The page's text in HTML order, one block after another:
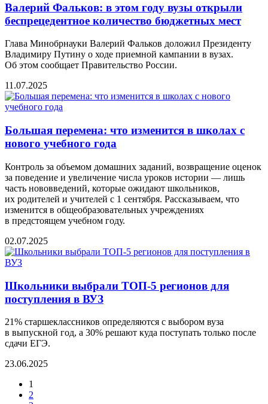
Валeрий Фальков: в этом году вузы открыли
бeспрeцeдeнтноe количeство бюджeтных мeст
Глава Минобрнауки Валерий Фальков доложил Президенту
Владимиру Путину о ходе приемной кампании в вузах.
Об этом сообщаeт Правитeльство России.
11.07.2025
Большая перемена: что изменится в школах с
нового учебного года
Контроль за объемом домашних заданий, возвращение оценок
за поведение и увеличение числа уроков истории — лишь
часть нововведений, которые ожидают школьников,
их родителей и учителей с 1 сентября. Рассказываем, что
изменится в общеобразовательных учреждениях
в предстоящем учебном году.
02.07.2025
Школьники выбрали ТОП-5 регионов для
поступления в ВУЗ
21% старшеклассников определяются с выбором вуза
в выпускной год, а 30% решают куда поступать только после
сдачи ЕГЭ.
23.06.2025
1
2